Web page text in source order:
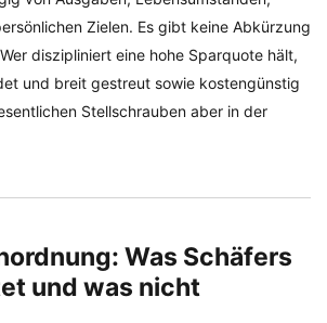
Zielen. Es gibt keine Abkürzung
diszipliniert eine hohe Sparquote hält,
und breit gestreut sowie kostengünstig
Stellschrauben aber in der
Was Schäfers
und was nicht